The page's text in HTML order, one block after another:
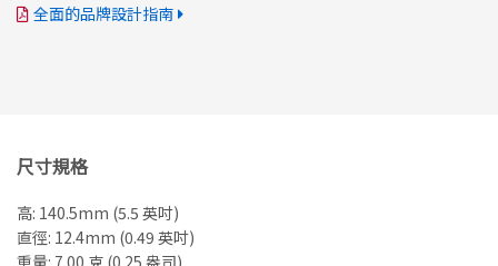
全面的品牌設計指南
尺寸規格
高: 140.5mm (5.5 英吋)
直徑: 12.4mm (0.49 英吋)
重量: 7.00 克 (0.25 盎司)